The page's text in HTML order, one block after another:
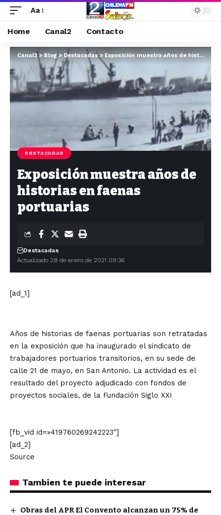
Aa
Home Canal2 Contacto
Canal2>Blog>Destacadas> Exposición muestra años de historias en faenas portuarias
DESTACADAS
Exposición muestra años de
historias en faenas
portuarias
Actualizado 28 de enero de 2021 09:36
Destacadas
[ad_1]
Años de historias de faenas portuarias son retratadas
en la exposición que ha inaugurado el sindicato de
trabajadores portuarios transitorios, en su sede de
calle 21 de mayo, en San Antonio. La actividad es el
resultado del proyecto adjudicado con fondos de
proyectos sociales, de la Fundación Siglo XXI
[fb_vid id=»419760269242223″]
[ad_2]
Source
Tambien te puede interesar
Obras del APR El Convento alcanzan un 75% de